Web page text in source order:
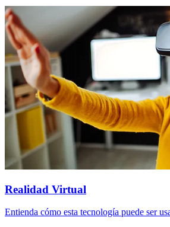
Realidad Virtual
Entienda cómo esta tecnología puede ser